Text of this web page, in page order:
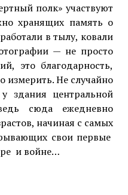
полк» участвуют
хранящих память о
в тылу, ковали
— не просто
это благодарность,
измерить. Не случайно
здания центральной
сюда ежедневно
начиная с самых
свои первые
и войне…